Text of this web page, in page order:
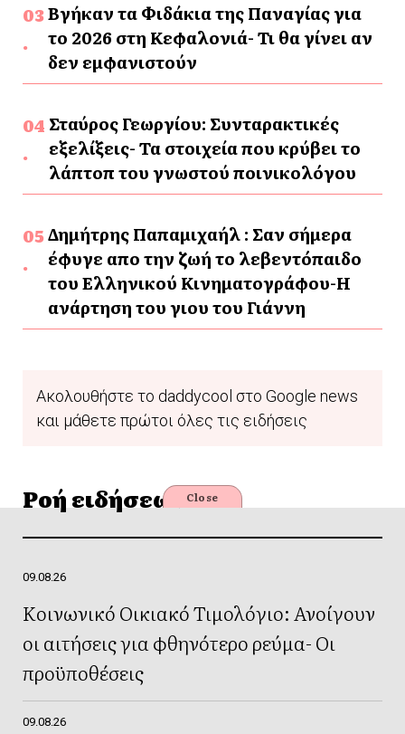
Βγήκαν τα Φιδάκια της Παναγίας για
το 2026 στη Κεφαλονιά- Τι θα γίνει αν
δεν εμφανιστούν
Σταύρος Γεωργίου: Συνταρακτικές
εξελίξεις- Τα στοιχεία που κρύβει το
λάπτοπ του γνωστού ποινικολόγου
Δημήτρης Παπαμιχαήλ : Σαν σήμερα
έφυγε απο την ζωή το λεβεντόπαιδο
του Ελληνικού Κινηματογράφου-Η
ανάρτηση του γιου του Γιάννη
Ακολουθήστε το daddycool στο Google news
και μάθετε πρώτοι όλες τις ειδήσεις
Ροή ειδήσεων
09.08.26
Κοινωνικό Οικιακό Τιμολόγιο: Ανοίγουν
οι αιτήσεις για φθηνότερο ρεύμα- Οι
προϋποθέσεις
09.08.26
Close